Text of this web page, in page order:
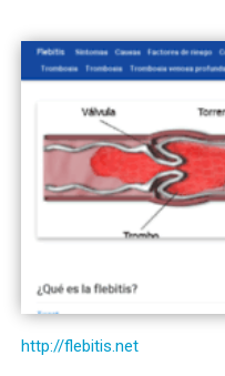
http://flebitis.net